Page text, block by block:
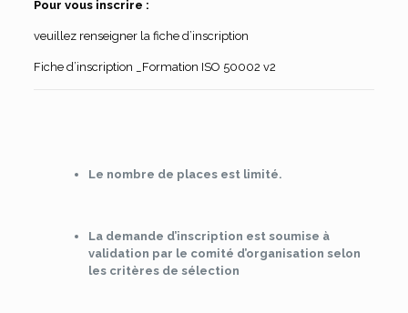
Pour vous inscrire :
veuillez renseigner la fiche d’inscription
Fiche d’inscription _Formation ISO 50002 v2
Le nombre de places est limité.
La demande d’inscription est soumise à
validation par le comité d’organisation selon
les critères de sélection